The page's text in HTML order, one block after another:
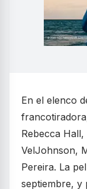
En el elenco
Rebecca Hall,
VelJohnson,
Pereira. La
septiembre, y